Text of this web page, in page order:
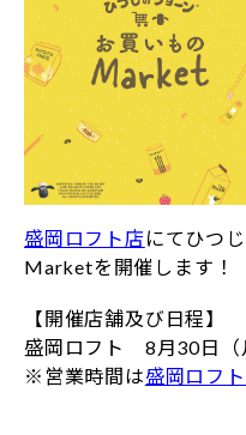
盛岡ロフト店にてひつ
Marketを開催します！
【開催店舗及び日程】
盛岡ロフト 8月30日（
※営業時間は盛岡ロフ